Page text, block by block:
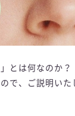
とは何なのか
で、ご説明い